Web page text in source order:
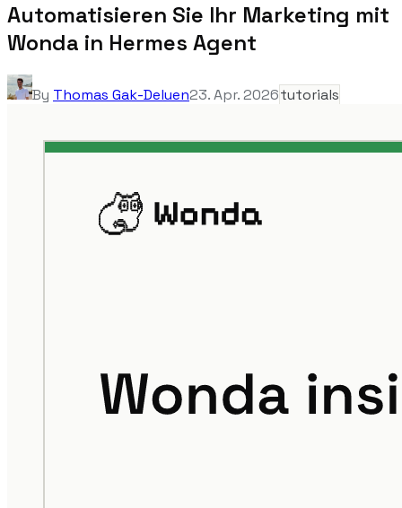
Automatisieren Sie Ihr Marketing mit
Wonda in Hermes Agent
By Thomas Gak-Deluen23. Apr. 2026tutorials